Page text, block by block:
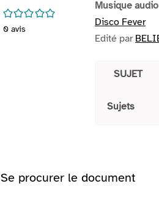
/5
0 avis
Musique audio
Disco Fever
Edité par
SUJET
Sujets
Se procurer le document